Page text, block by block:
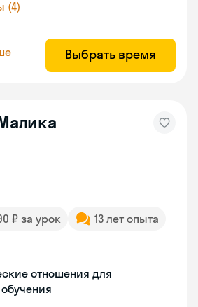
(4)
Выбрать время
₽ за урок
13 лет опыта
отношения для